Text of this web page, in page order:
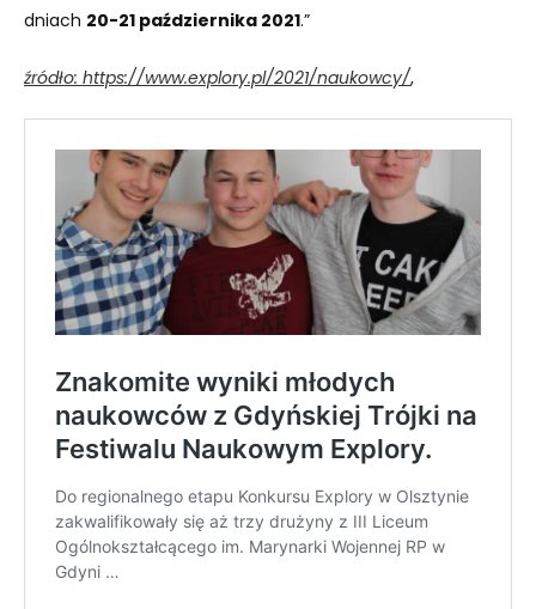
dniach 20-21 października 2021.”
źródło: https://www.explory.pl/2021/naukowcy/,